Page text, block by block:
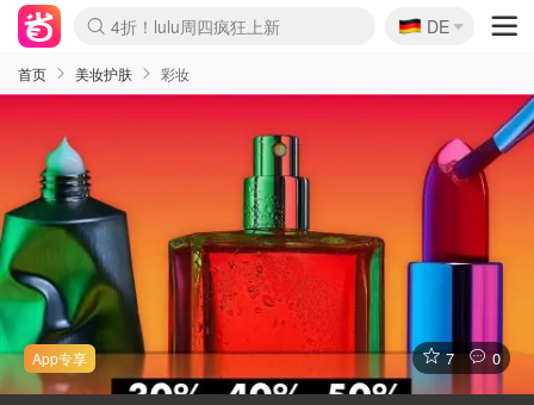
Boticinal 夏促开抢！
4折！lulu周四疯狂上新
还没结束！&OtherStories大促
Joybuy变相75折 随时失效
速领！Stanley独家85折
疑似霸哥！Camper额外叠85折
Zalando 奥莱闪促！每日更新
Moncler反季囤！5折起+叠9折
Coach Brooklyn仅€192
🇩🇪
DE
首页 美妆护肤 彩妆
7 0